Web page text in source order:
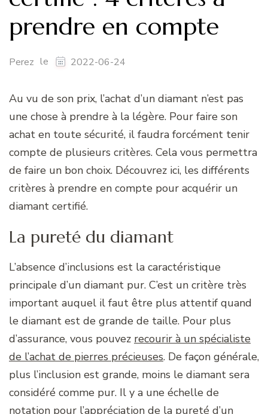
prendre en compte
Perez le 2022-06-24
Au vu de son prix, l’achat d’un diamant n’est pas
une chose à prendre à la légère. Pour faire son
achat en toute sécurité, il faudra forcément tenir
compte de plusieurs critères. Cela vous permettra
de faire un bon choix. Découvrez ici, les différents
critères à prendre en compte pour acquérir un
diamant certifié.
La pureté du diamant
L’absence d’inclusions est la caractéristique
principale d’un diamant pur. C’est un critère très
important auquel il faut être plus attentif quand
le diamant est de grande de taille. Pour plus
d’assurance, vous pouvez recourir à un spécialiste
de l’achat de pierres précieuses. De façon générale,
plus l’inclusion est grande, moins le diamant sera
considéré comme pur. Il y a une échelle de
notation pour l’appréciation de la pureté d’un